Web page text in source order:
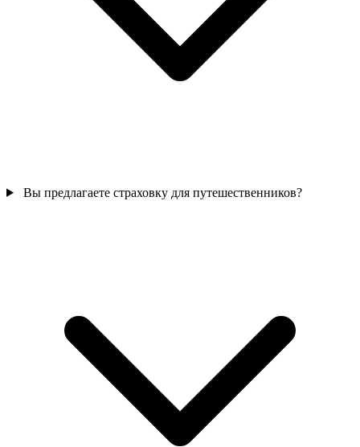
Вы предлагаете страховку для путешественников?